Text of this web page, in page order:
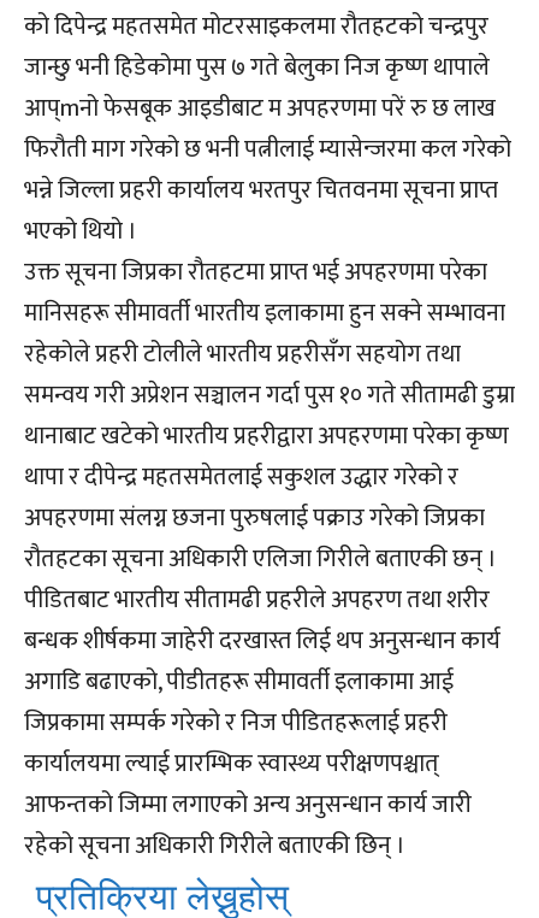
को दिपेन्द्र महतसमेत मोटरसाइकलमा रौतहटको चन्द्रपुर
जान्छु भनी हिडेकोमा पुस ७ गते बेलुका निज कृष्ण थापाले
आप्mनो फेसबूक आइडीबाट म अपहरणमा परें रु छ लाख
फिरौती माग गरेको छ भनी पत्नीलाई म्यासेन्जरमा कल गरेको
भन्ने जिल्ला प्रहरी कार्यालय भरतपुर चितवनमा सूचना प्राप्त
भएको थियो ।
उक्त सूचना जिप्रका रौतहटमा प्राप्त भई अपहरणमा परेका
मानिसहरू सीमावर्ती भारतीय इलाकामा हुन सक्ने सम्भावना
रहेकोले प्रहरी टोलीले भारतीय प्रहरीसँग सहयोग तथा
समन्वय गरी अप्रेशन सञ्चालन गर्दा पुस १० गते सीतामढी डुम्रा
थानाबाट खटेको भारतीय प्रहरीद्वारा अपहरणमा परेका कृष्ण
थापा र दीपेन्द्र महतसमेतलाई सकुशल उद्धार गरेको र
अपहरणमा संलग्न छजना पुरुषलाई पक्राउ गरेको जिप्रका
रौतहटका सूचना अधिकारी एलिजा गिरीले बताएकी छन् ।
पीडितबाट भारतीय सीतामढी प्रहरीले अपहरण तथा शरीर
बन्धक शीर्षकमा जाहेरी दरखास्त लिई थप अनुसन्धान कार्य
अगाडि बढाएको, पीडीतहरू सीमावर्ती इलाकामा आई
जिप्रकामा सम्पर्क गरेको र निज पीडितहरूलाई प्रहरी
कार्यालयमा ल्याई प्रारम्भिक स्वास्थ्य परीक्षणपश्चात्
आफन्तको जिम्मा लगाएको अन्य अनुसन्धान कार्य जारी
रहेको सूचना अधिकारी गिरीले बताएकी छिन् ।
प्रतिक्रिया लेख्नुहोस्